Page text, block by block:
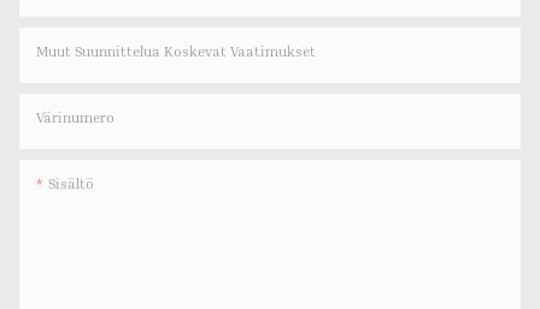
Muut Suunnittelua Koskevat Vaatimukset
Värinumero
Sisältö